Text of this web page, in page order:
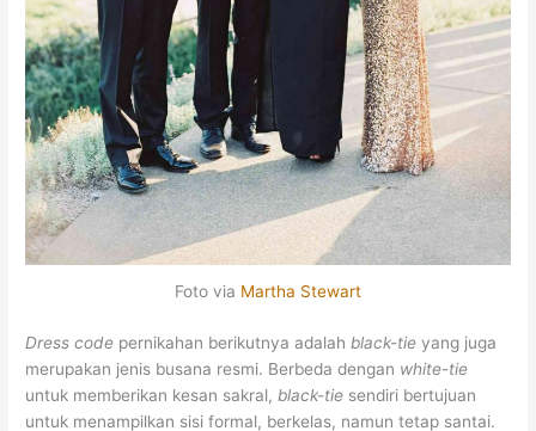
Foto via Martha Stewart
Dress code pernikahan berikutnya adalah black-tie yang juga
merupakan jenis busana resmi. Berbeda dengan white-tie
untuk memberikan kesan sakral, black-tie sendiri bertujuan
untuk menampilkan sisi formal, berkelas, namun tetap santai.